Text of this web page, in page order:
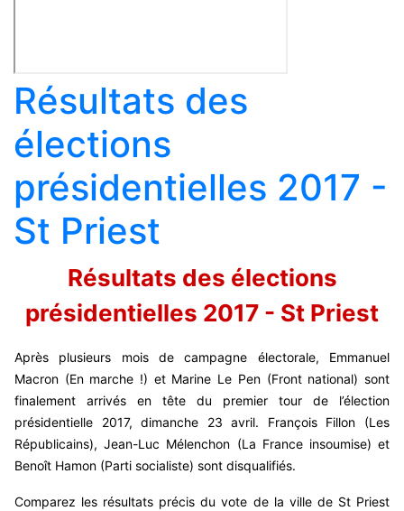
Résultats des
élections
présidentielles 2017 -
St Priest
Résultats des élections
présidentielles 2017 - St Priest
Après plusieurs mois de campagne électorale, Emmanuel
Macron (En marche !) et Marine Le Pen (Front national) sont
finalement arrivés en tête du premier tour de l’élection
présidentielle 2017, dimanche 23 avril. François Fillon (Les
Républicains), Jean-Luc Mélenchon (La France insoumise) et
Benoît Hamon (Parti socialiste) sont disqualifiés.
Comparez les résultats précis du vote de la ville de St Priest